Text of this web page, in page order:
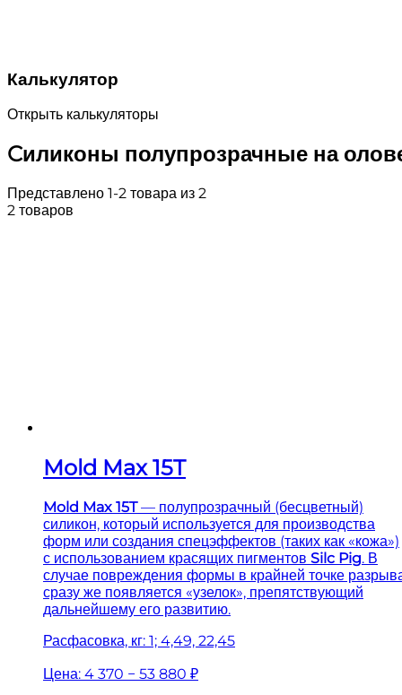
Калькулятор
Открыть калькуляторы
Cиликоны полупрозрачные на
Представлено 1-2 товара из 2
2 товаров
Mold Max 15T
Mold Max 15T— полупрозрачный (бесцветный)
силикон, который используется для производства
форм или создания спецэффектов (таких как «кожа»)
с использованием красящих пигментов Silc Pig. В
случае повреждения формы в крайней точке
сразу же появляется «узелок», препятствующий
дальнейшему его развитию.
Расфасовка, кг: 1; 4,49, 22,45
Цена: 4 370 − 53 880 ₽